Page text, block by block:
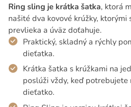
Ring sling je krátka šatka, ktorá
našité dva kovové krúžky, ktorými
prevlieka a úväz doťahuje.
Praktický, skladný a rýchly
dieťatka.
Krátka šatka s krúžkami na
poslúži vždy, keď
dieťatko.